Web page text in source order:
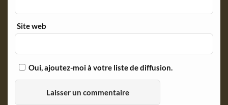
Site web
Oui, ajoutez-moi à votre liste de diffusion.